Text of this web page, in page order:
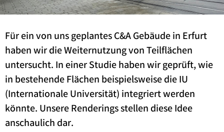
Für ein von uns geplantes C&A Gebäude in Erfurt
haben wir die Weiternutzung von Teilflächen
untersucht. In einer Studie haben wir geprüft, wie
in bestehende Flächen beispielsweise die IU
(Internationale Universität) integriert werden
könnte. Unsere Renderings stellen diese Idee
anschaulich dar.